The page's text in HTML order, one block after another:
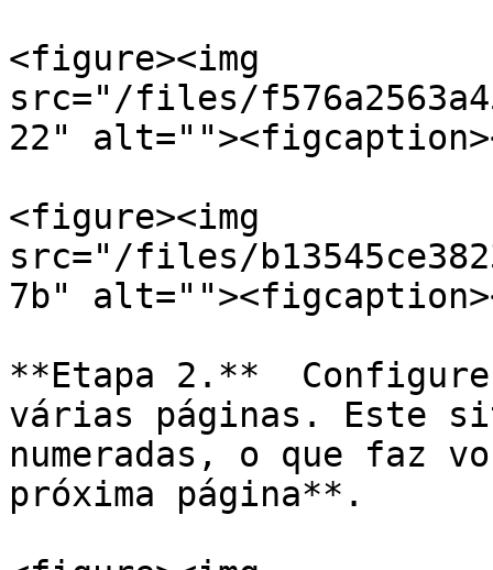
<figure><img
src="/files/
22"
<figure><img
src="/files/
7b"
**Etapa 2.**
várias páginas. Este
numeradas, o que faz
próxima página**.